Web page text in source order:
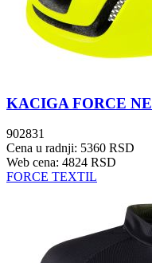
KACIGA FORCE
902831
Cena u radnji: 5360 RSD
Web cena: 4824 RSD
FORCE TEXTIL